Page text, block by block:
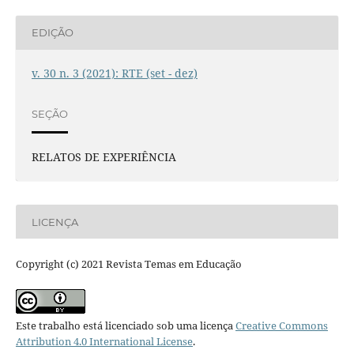
EDIÇÃO
v. 30 n. 3 (2021): RTE (set - dez)
SEÇÃO
RELATOS DE EXPERIÊNCIA
LICENÇA
Copyright (c) 2021 Revista Temas em Educação
Este trabalho está licenciado sob uma licençaCreative Commons
Attribution 4.0 International License.